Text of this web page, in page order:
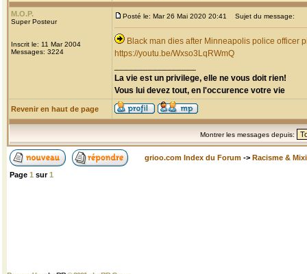
M.O.P.
Super Posteur
Inscrit le: 11 Mar 2004
Messages: 3224
Posté le: Mar 26 Mai 2020 20:41 Sujet du message:
Black man dies after Minneapolis police officer
https://youtu.be/Wxso3LqRWmQ
La vie est un privilege, elle ne vous doit rien!
Vous lui devez tout, en l'occurence votre vie
Revenir en haut de page
Montrer les messages depuis:
grioo.com Index du Forum -> Racisme &
Page 1 sur1